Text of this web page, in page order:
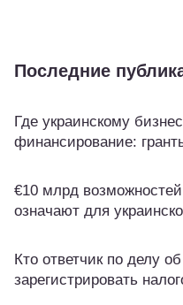
Последние
Где украинскому
финансирование:
€10 млрд
означают для
Кто ответчик по делу
зарегистрировать